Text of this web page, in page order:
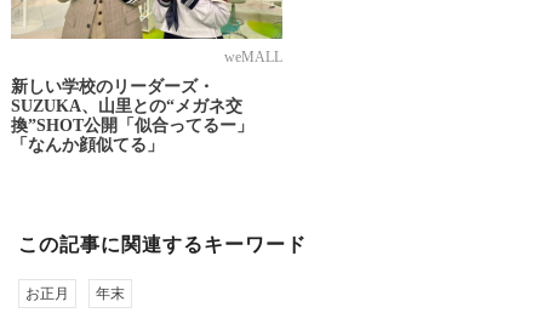
weMALL
新しい学校のリーダーズ・
SUZUKA、山里との“メガネ交
換”SHOT公開「似合ってるー」
「なんか顔似てる」
この記事に関連するキーワード
お正月 年末